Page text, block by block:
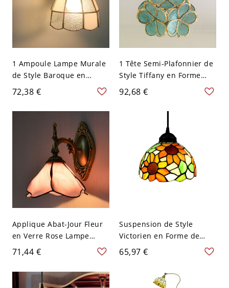
1 Ampoule Lampe Murale
de Style Baroque en
Vitrail Applique Murale
avec Bras Courbe en
Métal - 110 V-120 V Blanc
Fleur colorée
72,38 €
1 Tête Semi-Plafonnier de
Style Tiffany en Forme
d'Hortensia en Verre
Lampe Encastrée pour
Balcon - 110 V-120 V Vert
92,68 €
Applique Abat-Jour Fleur
en Verre Rose Lampe
Murale à 1-Ampoule Style
Tiffany avec Plaque Ovale
- 110 V-120 V Rose
71,44 €
Suspension de Style
Victorien en Forme de
Dôme en Vitrail à 1
Lumière Lampe
Suspendue avec Motif
Floral - 110 V-120 V Jaune-
65,97 €